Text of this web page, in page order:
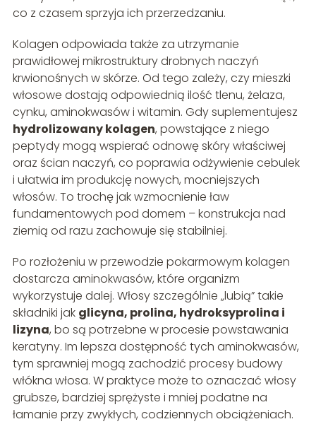
co z czasem sprzyja ich przerzedzaniu.
Kolagen odpowiada także za utrzymanie
prawidłowej mikrostruktury drobnych naczyń
krwionośnych w skórze. Od tego zależy, czy mieszki
włosowe dostają odpowiednią ilość tlenu, żelaza,
cynku, aminokwasów i witamin. Gdy suplementujesz
hydrolizowany kolagen, powstające z niego
peptydy mogą wspierać odnowę skóry właściwej
oraz ścian naczyń, co poprawia odżywienie cebulek
i ułatwia im produkcję nowych, mocniejszych
włosów. To trochę jak wzmocnienie ław
fundamentowych pod domem – konstrukcja nad
ziemią od razu zachowuje się stabilniej.
Po rozłożeniu w przewodzie pokarmowym kolagen
dostarcza aminokwasów, które organizm
wykorzystuje dalej. Włosy szczególnie „lubią” takie
składniki jak glicyna, prolina, hydroksyprolina i
lizyna, bo są potrzebne w procesie powstawania
keratyny. Im lepsza dostępność tych aminokwasów,
tym sprawniej mogą zachodzić procesy budowy
włókna włosa. W praktyce może to oznaczać włosy
grubsze, bardziej sprężyste i mniej podatne na
łamanie przy zwykłych, codziennych obciążeniach.